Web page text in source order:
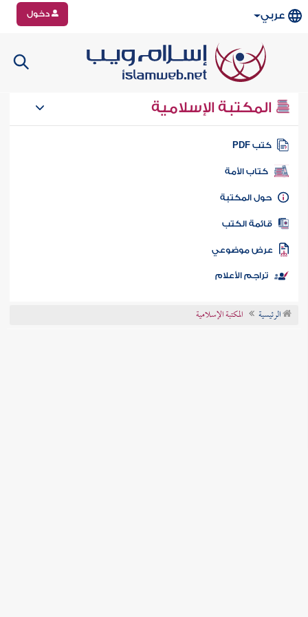
عربي دخول
المكتبة الإسلامية
كتب PDF
كتاب الأمة
المكتبة
الكتب
موضوعي
تراجم الأعلام
الرئيسية المكتبة الإسلامية